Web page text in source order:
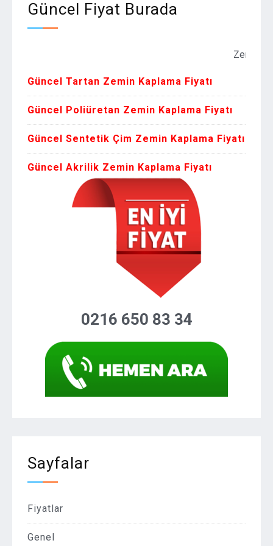
Güncel Fiyat Burada
Zemin
Güncel Tartan Zemin Kaplama Fiyatı
Güncel Poliüretan Zemin Kaplama Fiyatı
Güncel Sentetik Çim Zemin Kaplama Fiyatı
Güncel Akrilik Zemin Kaplama Fiyatı
0216 650 83 34
Sayfalar
Fiyatlar
Genel